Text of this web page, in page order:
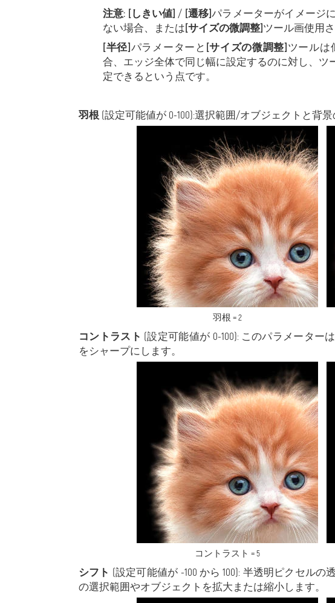
注意: [しきい値] / [遷移]パラメーターがイメージ
ない場合、または[サイズの微調整]ツール画使用
[半径]パラメーターと [サイズの微調整]ツールは
合、エッジ全体で同じ幅に設定するのに対し、
定できるという点です。
羽根(設定可能値が 0-100):選択範囲/オブジェクトと背
羽根 = 2
コントラスト (設定可能値が 0-100): このパラメータ
をシャープにします。
コントラスト = 5
シフト (設定可能値が -100 から 100): 半透明ピクセル
の選択範囲やオブジェクトを拡大または縮小します。